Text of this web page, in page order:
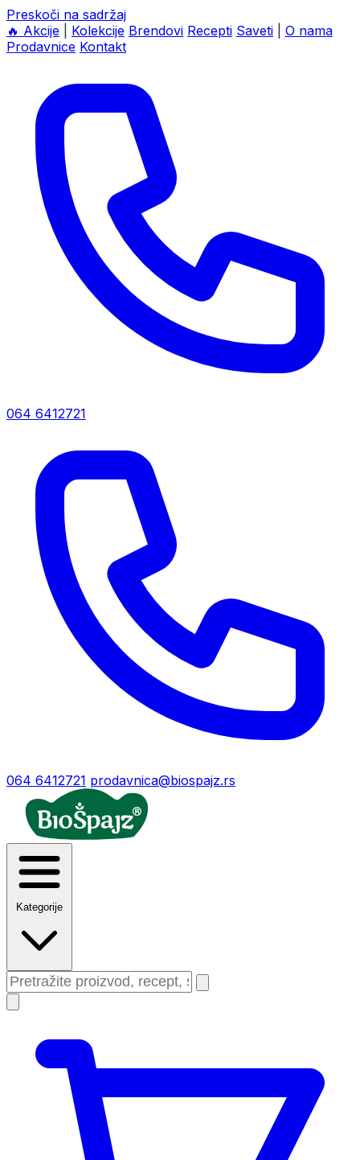
Preskoči na sadržaj
🔥 Akcije Kolekcije Brendovi Recepti Saveti
O nama
Prodavnice Kontakt
064 6412721
064 6412721 prodavnica@biospajz.rs
Kategorije